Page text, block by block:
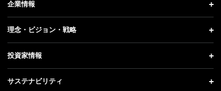
プレスリリース
更新情報
記者説明会
企業情報
企業情報 トップ
社長メッセージ
事業紹介
理念・ビジョン・戦略
理念・ビジョン・戦略 トップ
成長戦略「Activate AI for Society」
投資家情報
投資家情報 トップ
サステナビリティ